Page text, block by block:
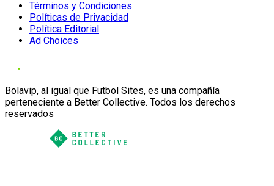
Términos y Condiciones
Políticas de Privacidad
Política Editorial
Ad Choices
Bolavip, al igual que Futbol Sites, es una compañía
perteneciente a Better Collective. Todos los derechos
reservados